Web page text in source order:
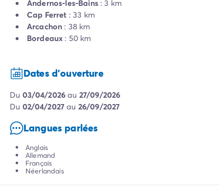
Andernos-les-Bains: 3 km
Cap Ferret : 33 km
Arcachon : 38 km
Bordeaux : 50 km
Dates d'ouverture
du 03/04/2026au 27/09/2026
du 02/04/2027au 26/09/2027
Langues parlées
Anglais
Allemand
Français
Néerlandais